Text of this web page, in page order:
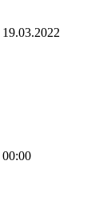
19.03.2022
00:00